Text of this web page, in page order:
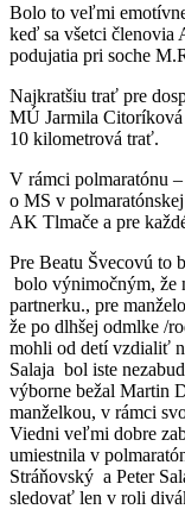
Bolo to veľmi
keď sa všetci členovia
podujatia pri soche
Najkratšiu trať pre
MÚ Jarmila Citoríková
10 kilometrová trať.
V rámci polmaratónu
o MS v
AK Tlmače a pre
Pre Beatu Švecovú to
bolo výnimočným, že
partnerku., pre
že po dlhšej odmlke /
mohli od detí vzdialiť
Salaja bol iste
výborne bežal Martin
manželkou, v rámci
Viedni veľmi dobre
umiestnila v
Stráňovský a Peter
sledovať len v roli